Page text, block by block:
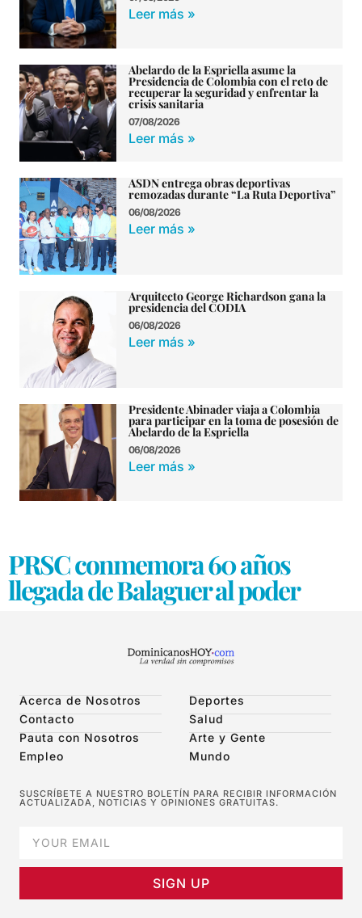
Leer más »
Abelardo de la Espriella asume la
Presidencia de Colombia con el reto de
recuperar la seguridad y enfrentar la
crisis sanitaria
07/08/2026
Leer más »
ASDN entrega obras deportivas
remozadas durante “La Ruta Deportiva”
06/08/2026
Leer más »
Arquitecto George Richardson gana la
presidencia del CODIA
06/08/2026
Leer más »
Presidente Abinader viaja a Colombia
para participar en la toma de posesión de
Abelardo de la Espriella
06/08/2026
Leer más »
PRSC conmemora 60 años
llegada de Balaguer al poder
Acerca de Nosotros
Contacto
Pauta con Nosotros
Empleo
Deportes
Salud
Arte y Gente
Mundo
SUSCRÍBETE A NUESTRO BOLETÍN PARA RECIBIR INFORMACIÓN
ACTUALIZADA, NOTICIAS Y OPINIONES GRATUITAS.
SIGN UP